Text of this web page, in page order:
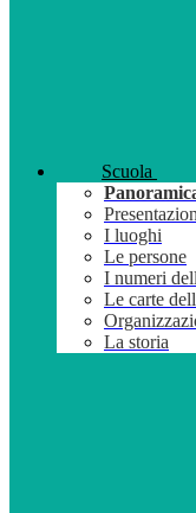
Scuola
I luoghi
Le persone
I numeri
Le carte
La storia